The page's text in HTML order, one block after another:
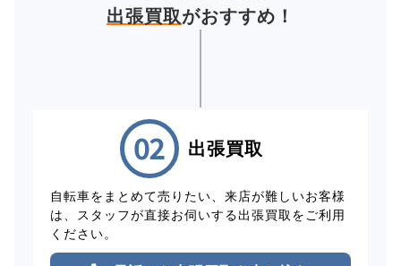
出張買取がおすすめ！
出張買取
自転車をまとめて売りたい、来店が難しいお客様
は、スタッフが直接お伺いする出張買取をご利用
ください。